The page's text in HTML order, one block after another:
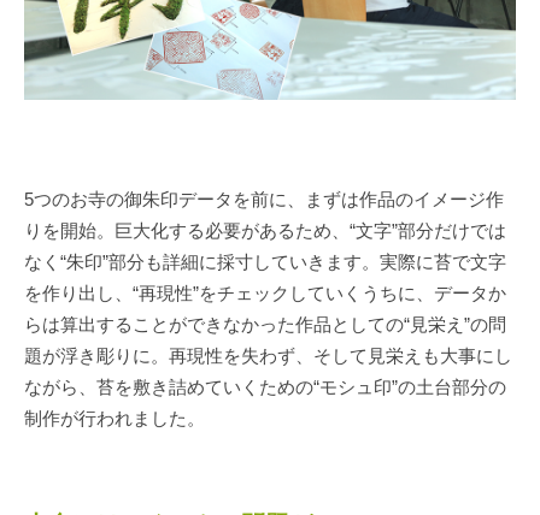
5つのお寺の御朱印データを前に、まずは作品のイメージ作
りを開始。巨大化する必要があるため、“文字”部分だけでは
なく“朱印”部分も詳細に採寸していきます。実際に苔で文字
を作り出し、“再現性”をチェックしていくうちに、データか
らは算出することができなかった作品としての“見栄え”の問
題が浮き彫りに。再現性を失わず、そして見栄えも大事にし
ながら、苔を敷き詰めていくための“モシュ印”の土台部分の
制作が行われました。